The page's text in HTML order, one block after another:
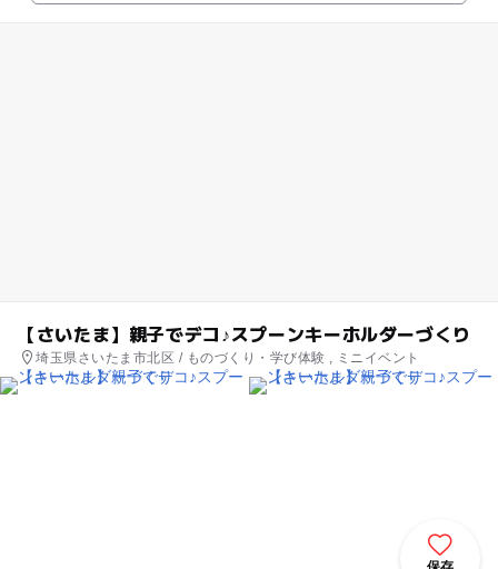
【さいたま】親子でデコ♪スプーンキーホルダーづくり
埼玉県さいたま市北区 / ものづくり・学び体験 , ミニイベント